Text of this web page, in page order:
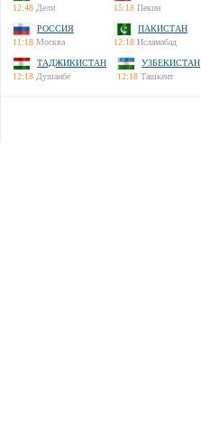
12:48 Дели
15:18 Пекин
РОССИЯ
11:18 Москва
ПАКИСТАН
12:18 Исламабад
ТАДЖИКИСТАН
12:18 Душанбе
УЗБЕКИСТАН
12:18 Ташкент